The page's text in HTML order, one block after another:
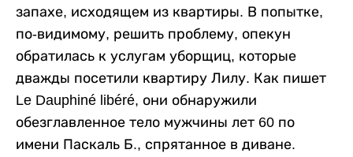
запахе, исходящем из квартиры. В попытке,
по-видимому, решить проблему, опекун
обратилась к услугам уборщиц, которые
дважды посетили квартиру Лилу. Как пишет
Le Dauphiné libéré, они обнаружили
обезглавленное тело мужчины лет 60 по
имени Паскаль Б., спрятанное в диване.